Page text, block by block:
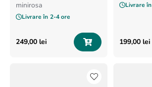
minirosa
Livrare în 2-4 ore
249,00 lei
Livrare în
199,00 lei